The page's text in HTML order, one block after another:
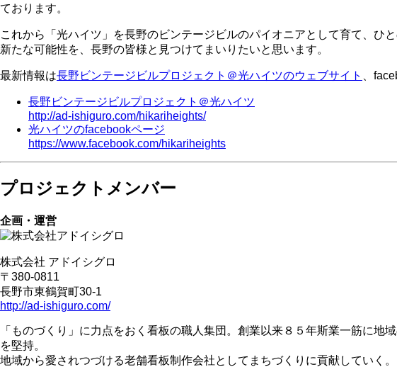
ております。
これから「光ハイツ」を長野のビンテージビルのパイオニアとして育て、ひ
新たな可能性を、長野の皆様と見つけてまいりたいと思います。
最新情報は長野ビンテージビルプロジェクト＠光ハイツのウェブサイト 、
長野ビンテージビルプロジェクト＠光ハイツ
http://ad-ishiguro.com/hikariheights/
光ハイツのfacebookページ
https://www.facebook.com/hikariheights
プロジェクトメンバー
企画・運営
株式会社 アドイシグロ
〒380-0811
長野市東鶴賀町30-1
http://ad-ishiguro.com/
「ものづくり」に力点をおく看板の職人集団。創業以来８５年斯業一筋に
を堅持。
地域から愛されつづける老舗看板制作会社としてまちづくりに貢献していく。